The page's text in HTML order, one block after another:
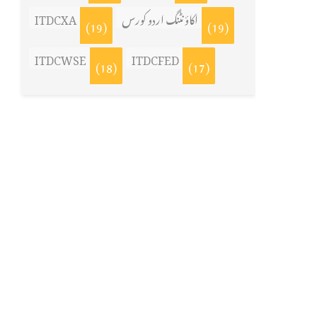
ITDCXA (19) اکاؤنٹنگ اردو کورس (19)
ITDCWSE (18) ITDCFED (17)